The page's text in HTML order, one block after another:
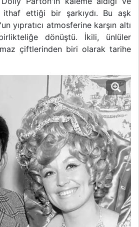
ithaf ettiği bir şarkıydı. Bu aşk
yıpratıcı atmosferine karşın altı
dönüştü. İkili, ünlüler
çiftlerinden biri olarak tarihe